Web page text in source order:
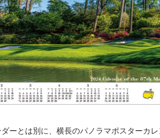
ーとは別に、横長のパノラマポスターカ